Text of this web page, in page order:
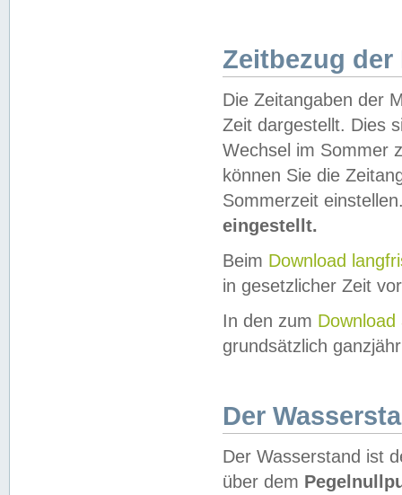
Zeitbezug der
Die Zeitangaben der
Zeit dargestellt. Dies
Wechsel im Sommer
können Sie die
Sommerzeit
eingestellt.
Beim Download
in gesetzlicher Zeit
In den zum Download
grundsätzlich
Der
Der Wasserstand ist
über dem